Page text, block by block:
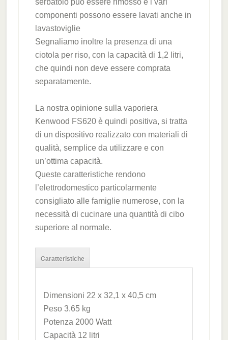
serbatoio può essere rimosso e i vari
componenti possono essere lavati anche in
lavastoviglie
Segnaliamo inoltre la presenza di una
ciotola per riso, con la capacità di 1,2 litri,
che quindi non deve essere comprata
separatamente.
La nostra opinione sulla vaporiera
Kenwood FS620 è quindi positiva, si tratta
di un dispositivo realizzato con materiali di
qualità, semplice da utilizzare e con
un’ottima capacità.
Queste caratteristiche rendono
l’elettrodomestico particolarmente
consigliato alle famiglie numerose, con la
necessità di cucinare una quantità di cibo
superiore al normale.
Caratteristiche
Dimensioni 22 x 32,1 x 40,5 cm
Peso 3.65 kg
Potenza 2000 Watt
Capacità 12 litri